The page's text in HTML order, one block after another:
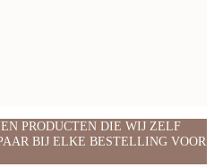
PRODUCTEN DIE WIJ ZELF
BIJ ELKE BESTELLING VOOR